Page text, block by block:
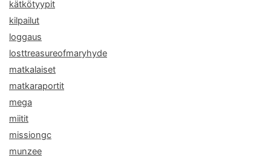
kätkötyypit
kilpailut
loggaus
losttreasureofmaryhyde
matkalaiset
matkaraportit
mega
miitit
missiongc
munzee